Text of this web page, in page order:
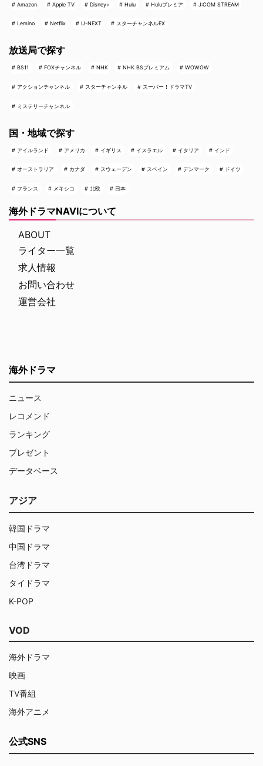
Amazon Apple TV Disney+ Hulu Huluプレミア J:COM STREAM
Lemino Netflix U-NEXT スターチャンネルEX
放送局で探す
BS11 FOXチャンネル NHK NHK BSプレミアム WOWOW
アクションチャンネル スターチャンネル スーパー！ドラマTV
ミステリーチャンネル
国・地域で探す
アイルランド アメリカ イギリス イスラエル イタリア インド
オーストラリア カナダ スウェーデン スペイン デンマーク ドイツ
フランス メキシコ 北欧 日本
海外ドラマNAVIについて
ABOUT
ライター一覧
求人情報
お問い合わせ
運営会社
海外ドラマ
ニュース
レコメンド
ランキング
プレゼント
データベース
アジア
韓国ドラマ
中国ドラマ
台湾ドラマ
タイドラマ
K-POP
VOD
海外ドラマ
映画
TV番組
海外アニメ
公式SNS